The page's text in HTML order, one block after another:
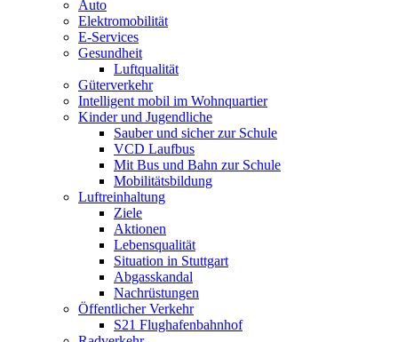
Auto
Elektromobilität
E-Services
Gesundheit
Luftqualität
Güterverkehr
Intelligent mobil im Wohnquartier
Kinder und Jugendliche
Sauber und sicher zur Schule
VCD Laufbus
Mit Bus und Bahn zur Schule
Mobilitätsbildung
Luftreinhaltung
Ziele
Aktionen
Lebensqualität
Situation in Stuttgart
Abgasskandal
Nachrüstungen
Öffentlicher Verkehr
S21 Flughafenbahnhof